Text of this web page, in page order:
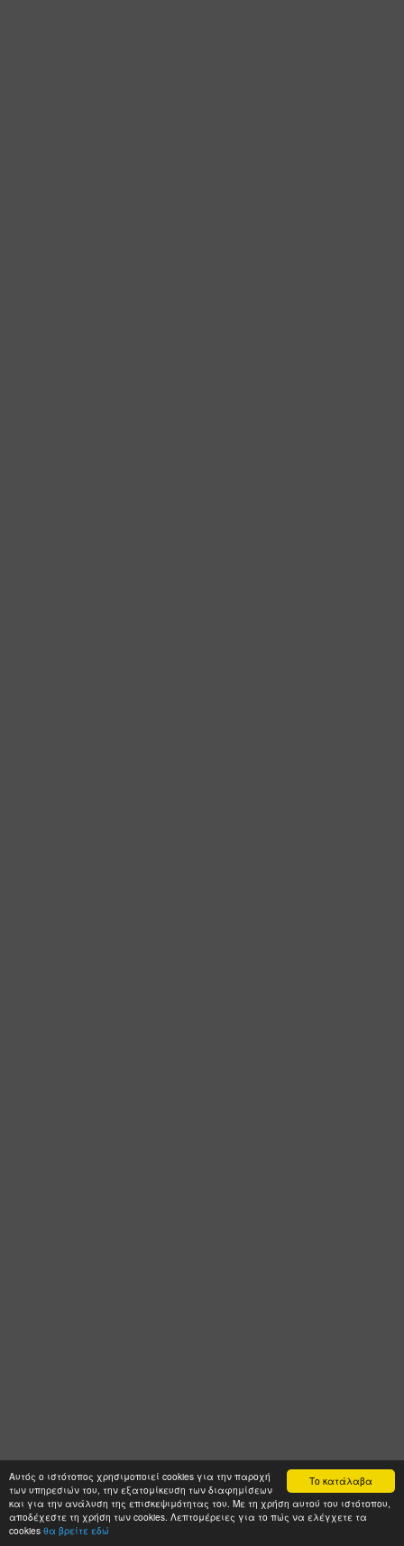
Το κατάλαβα
Αυτός ο ιστότοπος χρησιμοποιεί cookies για την παροχή
των υπηρεσιών του, την εξατομίκευση των διαφημίσεων
και για την ανάλυση της επισκεψιμότητας του. Με τη χρήση αυτού του ιστότοπου,
αποδέχεστε τη χρήση των cookies. Λεπτομέρειες για το πώς να ελέγχετε τα
cookies θα βρείτε εδώ